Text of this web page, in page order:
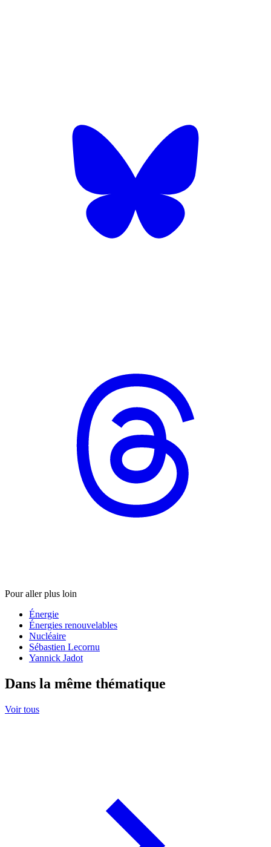
Pour aller plus loin
Énergie
Énergies renouvelables
Nucléaire
Sébastien Lecornu
Yannick Jadot
Dans la même thématique
Voir tous